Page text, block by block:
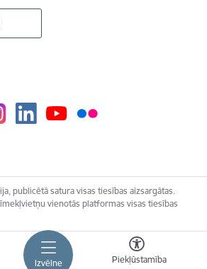
Izvēlne Piekļūstamība
publicētā satura visas tiesības aizsargātas.
vienotās platformas visas tiesības